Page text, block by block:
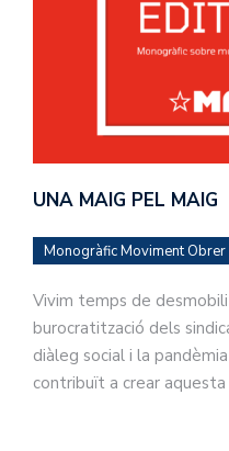
UNA MAIG PEL MAIG
Monogràfic Moviment Obrer
Vivim temps de
burocratització dels
diàleg social i la
contribuït a crear